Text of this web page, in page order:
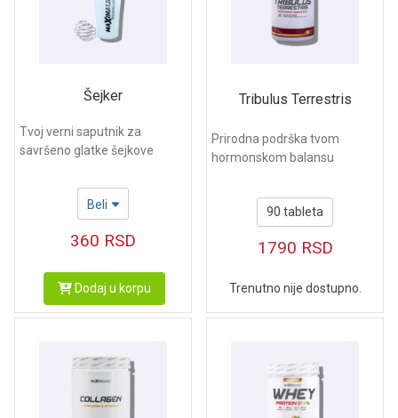
Šejker
Tvoj verni saputnik za
savršeno glatke šejkove
Beli
360 RSD
Dodaj u korpu
Tribulus Terrestris
Prirodna podrška tvom
hormonskom balansu
90 tableta
1790 RSD
Trenutno nije dostupno.